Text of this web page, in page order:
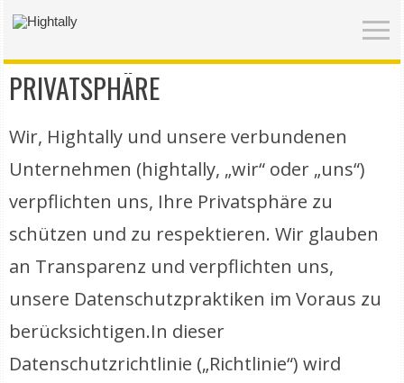
PRIVATSPHÄRE
Wir, Hightally und unsere verbundenen
Unternehmen (hightally, „wir“ oder „uns“)
verpflichten uns, Ihre Privatsphäre zu
schützen und zu respektieren. Wir glauben
an Transparenz und verpflichten uns,
unsere Datenschutzpraktiken im Voraus zu
berücksichtigen.In dieser
Datenschutzrichtlinie („Richtlinie“) wird